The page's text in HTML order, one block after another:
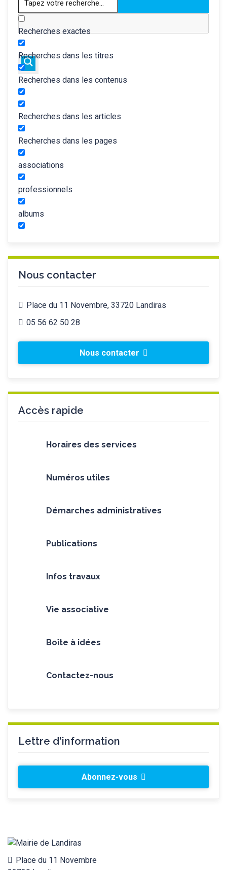
Recherches exactes
Recherches dans les titres
Recherches dans les contenus
Recherches dans les articles
Recherches dans les pages
associations
professionnels
albums
Nous contacter
Place du 11 Novembre, 33720 Landiras
05 56 62 50 28
Nous contacter
Accès rapide
Horaires des services
Numéros utiles
Démarches administratives
Publications
Infos travaux
Vie associative
Boîte à idées
Contactez-nous
Lettre d'information
Abonnez-vous
Place du 11 Novembre